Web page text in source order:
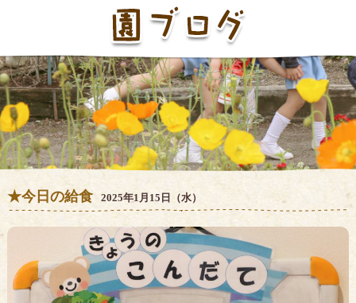
★今日の給食 2025年1月15日（水）